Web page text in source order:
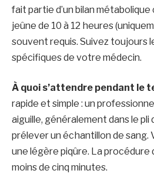
fait partie d’un bilan métabolique
jeûne de 10 à 12 heures
souvent requis. Suivez toujours
spécifiques de votre médecin.
À quoi s’attendre pendant le
rapide et simple : un
aiguille, généralement dans le
prélever un échantillon de sang.
une légère piqûre. La
moins de cinq minutes.